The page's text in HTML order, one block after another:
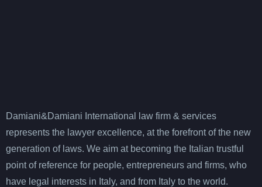
Damiani&Damiani International law firm & services
represents the lawyer excellence, at the forefront of the new
generation of laws. We aim at becoming the Italian trustful
point of reference for people, entrepreneurs and firms, who
have legal interests in Italy, and from Italy to the world.